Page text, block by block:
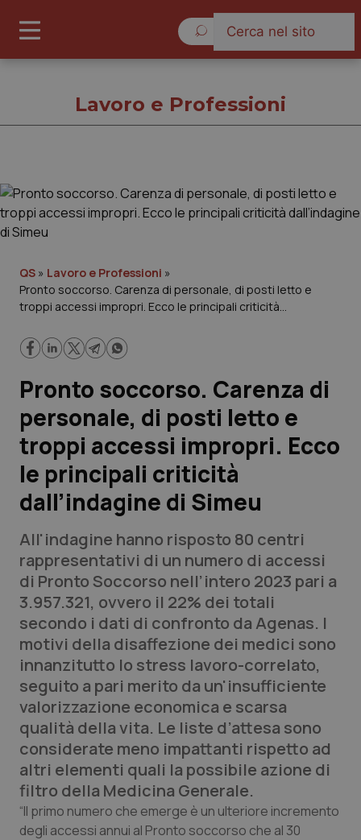
Cronache
Governo e Parlamento
Regioni e Asl
Lavoro e Professioni
Scienza e Farmaci
Studi e Analisi
Lettere al direttore
QS Pro
Professionisti Sanitari.AI
Abruzzo
Basilicata
Calabria
Campania
Emilia-Romagna
QS Pro Gold
Artrite & artrosi
Asma & BPCO
Car-T
Colesterolo & coronaropatie
QS Club Newsletter
Lavoro e Professioni
QS » Lavoro e Professioni »
Pronto soccorso. Carenza di personale, di posti letto e
troppi accessi impropri. Ecco le principali criticità
Pronto soccorso. Carenza di
personale, di posti letto e
troppi accessi impropri. Ecco
le principali criticità
dall’indagine di Simeu
All'indagine hanno risposto 80 centri
rappresentativi di un numero di accessi
di Pronto Soccorso nell’intero 2023 pari a
3.957.321, ovvero il 22% dei totali
secondo i dati di confronto da Agenas. I
motivi della disaffezione dei medici sono
innanzitutto lo stress lavoro-correlato,
seguito a pari merito da un'insufficiente
valorizzazione economica e scarsa
qualità della vita. Le liste d’attesa sono
considerate meno impattanti rispetto ad
altri elementi quali la possibile azione di
filtro della Medicina Generale.
“Il primo numero che emerge è un ulteriore incremento
degli accessi annui al Pronto soccorso che al 30